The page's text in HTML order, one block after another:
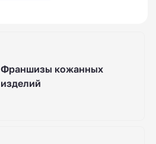
Франшизы кожанных
изделий